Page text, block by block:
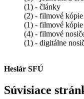
(1) - články
(2) - filmové
(1) - filmové
(4) - filmové
(1) - digitálne
Heslár SFÚ
Súvisiace